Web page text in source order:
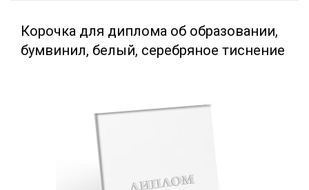
Корочка для диплома об образовании,
бумвинил, белый, серебряное тиснение